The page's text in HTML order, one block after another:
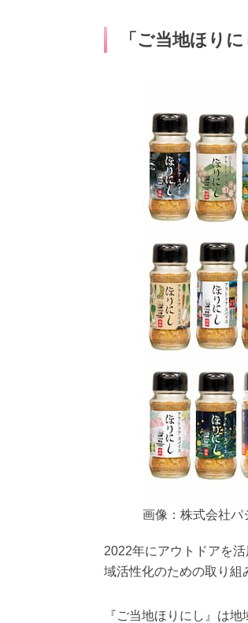
「ご当地ほり
画像：株式会社パ
2022年にアウトドアを
域活性化のための取り組
『ご当地ほりにし』は